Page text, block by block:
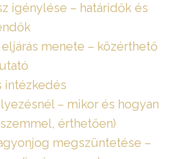
igénylése – határidők és
menete – közérthető
intézkedés
– mikor és hogyan
érthetően)
megszüntetése –